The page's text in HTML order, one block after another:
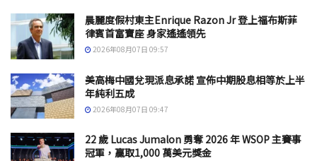
晨麗度假村東主Enrique Razon Jr 登上福布斯菲
律賓首富寶座 身家遙遙領先
2026年08月07日 09:57
美高梅中國兌現派息承諾 宣佈中期股息相等於上半
年純利五成
2026年08月07日 09:47
22 歲 Lucas Jumalon 勇奪 2026 年 WSOP 主賽事
冠軍，贏取1,000 萬美元獎金